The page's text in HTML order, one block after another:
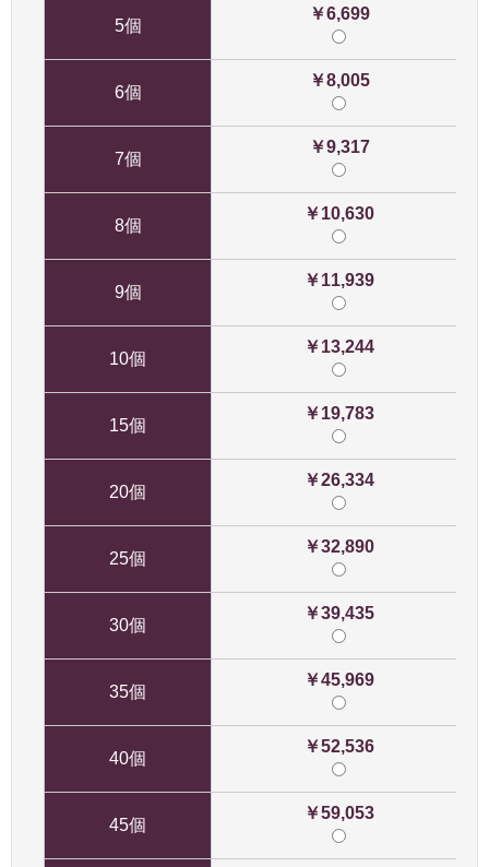
5個
￥6,699
6個
￥8,005
7個
￥9,317
8個
￥10,630
9個
￥11,939
10個
￥13,244
15個
￥19,783
20個
￥26,334
25個
￥32,890
30個
￥39,435
35個
￥45,969
40個
￥52,536
45個
￥59,053